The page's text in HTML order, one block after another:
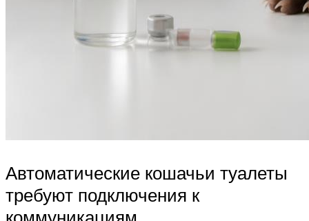
Автоматические кошачьи туалеты
требуют подключения к